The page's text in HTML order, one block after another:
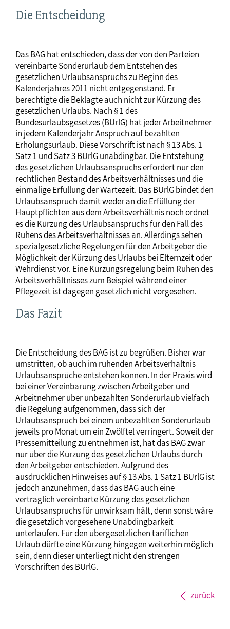
Die Entscheidung
Das BAG hat entschieden, dass der von den Parteien
vereinbarte Sonderurlaub dem Entstehen des
gesetzlichen Urlaubsanspruchs zu Beginn des
Kalenderjahres 2011 nicht entgegenstand. Er
berechtigte die Beklagte auch nicht zur Kürzung des
gesetzlichen Urlaubs. Nach § 1 des
Bundesurlaubsgesetzes (BUrlG) hat jeder Arbeitnehmer
in jedem Kalenderjahr Anspruch auf bezahlten
Erholungsurlaub. Diese Vorschrift ist nach § 13 Abs. 1
Satz 1 und Satz 3 BUrlG unabdingbar. Die Entstehung
des gesetzlichen Urlaubsanspruchs erfordert nur den
rechtlichen Bestand des Arbeitsverhältnisses und die
einmalige Erfüllung der Wartezeit. Das BUrlG bindet den
Urlaubsanspruch damit weder an die Erfüllung der
Hauptpflichten aus dem Arbeitsverhältnis noch ordnet
es die Kürzung des Urlaubsanspruchs für den Fall des
Ruhens des Arbeitsverhältnisses an. Allerdings sehen
spezialgesetzliche Regelungen für den Arbeitgeber die
Möglichkeit der Kürzung des Urlaubs bei Elternzeit oder
Wehrdienst vor. Eine Kürzungsregelung beim Ruhen des
Arbeitsverhältnisses zum Beispiel während einer
Pflegezeit ist dagegen gesetzlich nicht vorgesehen.
Das Fazit
Die Entscheidung des BAG ist zu begrüßen. Bisher war
umstritten, ob auch im ruhenden Arbeitsverhältnis
Urlaubsansprüche entstehen können. In der Praxis wird
bei einer Vereinbarung zwischen Arbeitgeber und
Arbeitnehmer über unbezahlten Sonderurlaub vielfach
die Regelung aufgenommen, dass sich der
Urlaubsanspruch bei einem unbezahlten Sonderurlaub
jeweils pro Monat um ein Zwölftel verringert. Soweit der
Pressemitteilung zu entnehmen ist, hat das BAG zwar
nur über die Kürzung des gesetzlichen Urlaubs durch
den Arbeitgeber entschieden. Aufgrund des
ausdrücklichen Hinweises auf § 13 Abs. 1 Satz 1 BUrlG ist
jedoch anzunehmen, dass das BAG auch eine
vertraglich vereinbarte Kürzung des gesetzlichen
Urlaubsanspruchs für unwirksam hält, denn sonst wäre
die gesetzlich vorgesehene Unabdingbarkeit
unterlaufen. Für den übergesetzlichen tariflichen
Urlaub dürfte eine Kürzung hingegen weiterhin möglich
sein, denn dieser unterliegt nicht den strengen
Vorschriften des BUrlG.
zurück